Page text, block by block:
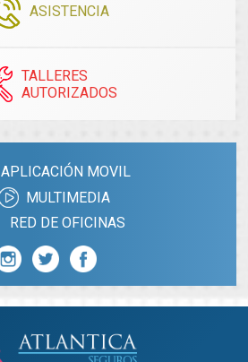
ASISTENCIA
TALLERES
AUTORIZADOS
APLICACIÓN MOVIL
MULTIMEDIA
RED DE OFICINAS